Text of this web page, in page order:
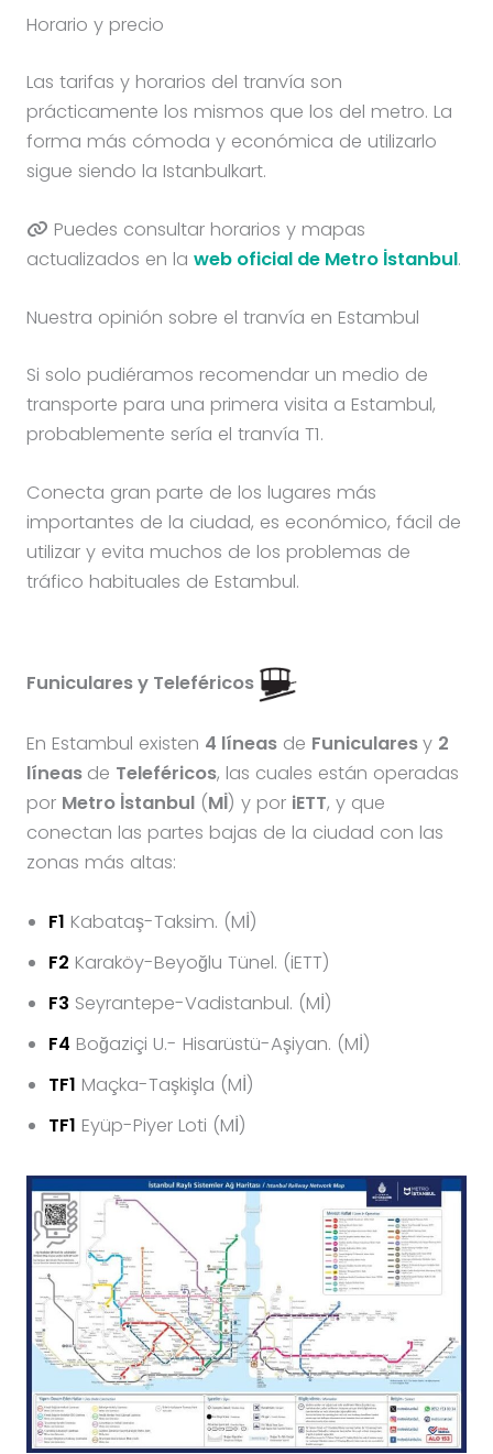
Horario y precio
Las tarifas y horarios del tranvía son
prácticamente los mismos que los del metro. La
forma más cómoda y económica de utilizarlo
sigue siendo la Istanbulkart.
Puedes consultar horarios y mapas
actualizados en la web oficial de Metro İstanbul.
Nuestra opinión sobre el tranvía en Estambul
Si solo pudiéramos recomendar un medio de
transporte para una primera visita a Estambul,
probablemente sería el tranvía T1.
Conecta gran parte de los lugares más
importantes de la ciudad, es económico, fácil de
utilizar y evita muchos de los problemas de
tráfico habituales de Estambul.
Funiculares y Teleféricos
En Estambul existen 4 líneasde Funicularesy 2
líneas de Teleféricos, las cuales están operadas
por Metro İstanbul(Mİ) y por iETT, y que
conectan las partes bajas de la ciudad con las
zonas más altas:
F1 Kabataş-Taksim. (Mİ)
F2 Karaköy-Beyoğlu Tünel. (iETT)
F3 Seyrantepe-Vadistanbul. (Mİ)
F4 Boğaziçi U.- Hisarüstü-Aşiyan. (Mİ)
TF1 Maçka-Taşkişla (Mİ)
TF1 Eyüp-Piyer Loti (Mİ)